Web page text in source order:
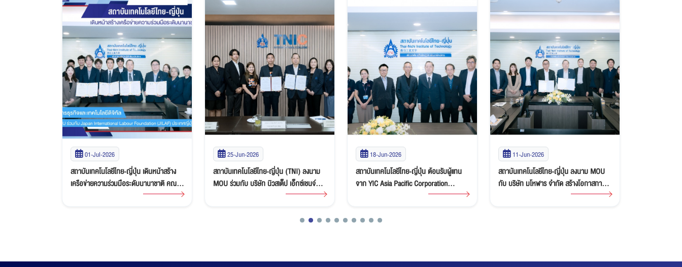
25-Jun-2026
สถาบันเทคโนโลยีไทย-ญี่ปุ่น (TNI) ลงนาม
MOU ร่วมกับ บริษัท นิวสเต็ป เอ็กซ์เชนจ์
โปรแกรม จำกัด ส่งเสริมโอกาสนักศึกษาสู่
18-Jun-2026
สถาบันเทคโนโลยีไทย-ญี่ปุ่น ต้อนรับผู้แทน
จาก YIC Asia Pacific Corporation
Limited เยี่ยมชมครุภัณฑ์ที่มอบให้ พร้อม
11-Jun-2026
สถาบันเทคโนโลยีไทย-ญี่ปุ่น ลงนาม MOU
กับ บริษัท มโหฬาร จำกัด สร้างโอกาสการ
เรียนรู้และการทำงานแห่งอนาคต
27-May-2026
อธิการบดี TNI ต้อนรับผู้บริหาร Nippn
Foods Corporation (Thailand) Ltd. หารือ
ความร่วมมือและสนับสนุนทุนการศึกษา